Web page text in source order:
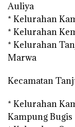
Auliya
* Kelurahan
* Kelurahan
* Kelurahan
Marwa
Kecamatan
* Kelurahan
Kampung Bugis